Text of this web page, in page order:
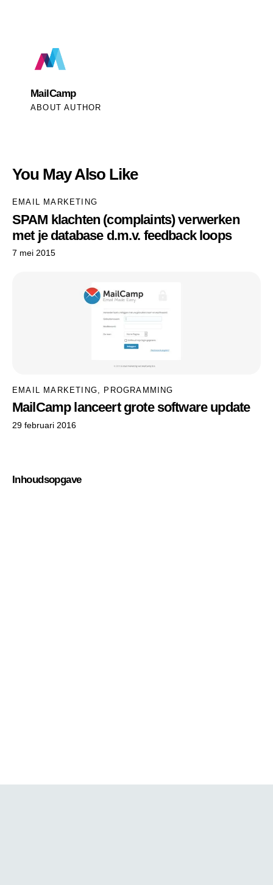
MailCamp
ABOUT AUTHOR
You May Also Like
EMAIL MARKETING
SPAM klachten (complaints) verwerken
met je database d.m.v. feedback loops
7 mei 2015
EMAIL MARKETING PROGRAMMING
MailCamp lanceert grote software update
29 februari 2016
Inhoudsopgave